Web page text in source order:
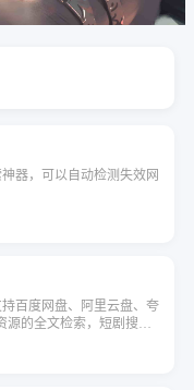
器，可以自动检测失效网
百度网盘、阿里云盘、夸
源的全文检索，短剧搜
各种资源教程。